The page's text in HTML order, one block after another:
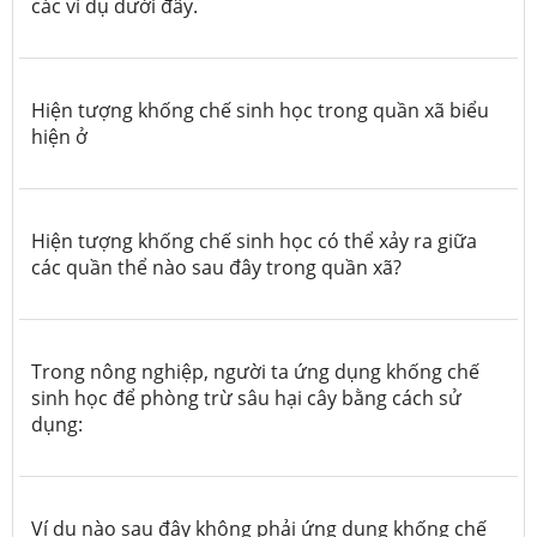
các ví dụ dưới đây.
Hiện tượng khống chế sinh học trong quần xã biểu
hiện ở
Hiện tượng khống chế sinh học có thể xảy ra giữa
các quần thể nào sau đây trong quần xã?
Trong nông nghiệp, người ta ứng dụng khống chế
sinh học để phòng trừ sâu hại cây bằng cách sử
dụng:
Ví dụ nào sau đây không phải ứng dụng khống chế